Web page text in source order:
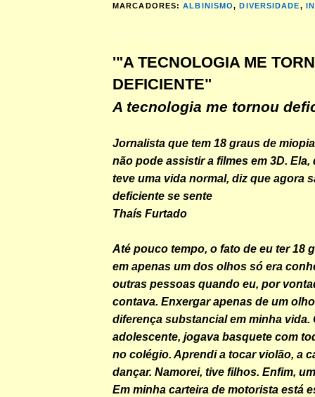
MARCADORES:ALBINISMO,DIVERSIDADE,
'"A TECNOLOGIA ME
DEFICIENTE"
A tecnologia me tornou
Jornalista que tem 18 graus de
não pode assistir a filmes em 3D. Ela,
teve uma vida normal, diz que agora
deficiente se sente
Thaís Furtado
Até pouco tempo, o fato de eu ter 18
em apenas um dos olhos só era
outras pessoas quando eu, por
contava. Enxergar apenas de um
diferença substancial em minha vida.
adolescente, jogava basquete com
no colégio. Aprendi a tocar violão, a
dançar. Namorei, tive filhos. Enfim,
Em minha carteira de motorista está